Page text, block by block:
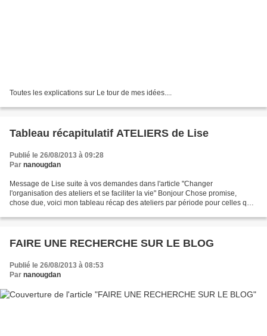
Toutes les explications sur Le tour de mes idées....
Tableau récapitulatif ATELIERS de Lise
Publié le 26/08/2013 à 09:28
Par nanougdan
Message de Lise suite à vos demandes dans l'article "Changer
l'organisation des ateliers et se faciliter la vie" Bonjour Chose promise,
chose due, voici mon tableau récap des ateliers par période pour celles qui
FAIRE UNE RECHERCHE SUR LE BLOG
Publié le 26/08/2013 à 08:53
Par nanougdan